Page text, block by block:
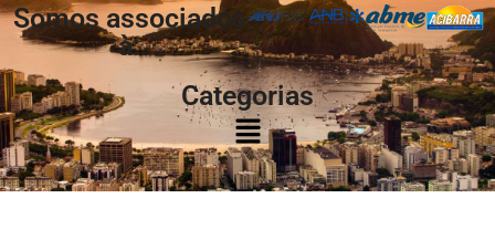
Somos associados
à:
Categorias